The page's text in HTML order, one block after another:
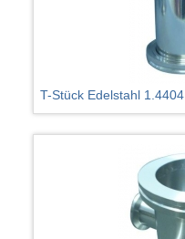
T-Stück Edelstahl 1.4404